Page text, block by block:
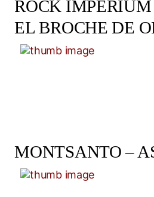
ROCK IMPERIUM
EL BROCHE DE
MONTSANTO –